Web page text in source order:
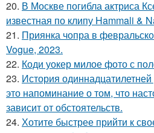
20. В Москве погибла актриса
известная по клипу Hammali &
21. Приянка чопра в
Vogue, 2023.
22. Коди уокер милое фото с
23. История
это напоминание о том, что
зависит от обстоятельств.
24. Хотите быстрее прийти к